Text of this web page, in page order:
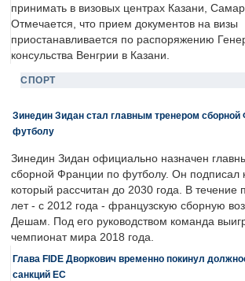
принимать в визовых центрах Казани,
Отмечается, что прием документов на визы
приостанавливается по распоряжению
консульства Венгрии в Казани.
СПОРТ
Зинедин Зидан стал главным тренером сборной
футболу
Зинедин Зидан официально назначен
сборной Франции по футболу. Он подписал
который рассчитан до 2030 года. В течение
лет - с 2012 года - французскую сборную
Дешам. Под его руководством команда
чемпионат мира 2018 года.
Глава FIDE Дворкович временно покинул
санкций ЕС